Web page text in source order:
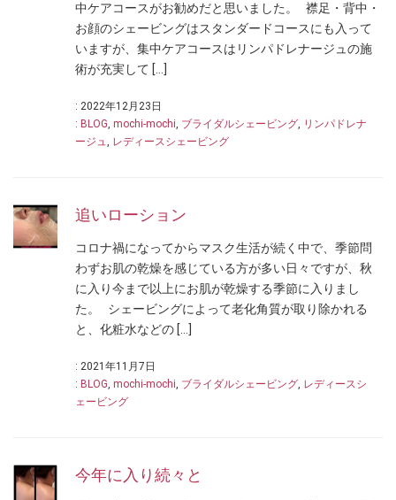
中ケアコースがお勧めだと思いました。 襟足・背中・
お顔のシェービングはスタンダードコースにも入って
いますが、集中ケアコースはリンパドレナージュの施
術が充実して […]
: 2022年12月23日
: BLOG, mochi-mochi, ブライダルシェービング, リンパドレナ
ージュ, レディースシェービング
追いローション
コロナ禍になってからマスク生活が続く中で、季節問
わずお肌の乾燥を感じている方が多い日々ですが、秋
に入り今まで以上にお肌が乾燥する季節に入りまし
た。 シェービングによって老化角質が取り除かれる
と、化粧水などの […]
: 2021年11月7日
: BLOG, mochi-mochi, ブライダルシェービング, レディースシ
ェービング
今年に入り続々と